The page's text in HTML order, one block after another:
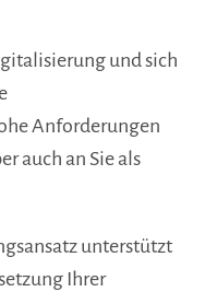
und sich
Anforderungen
auch an Sie als
unterstützt
Ihrer